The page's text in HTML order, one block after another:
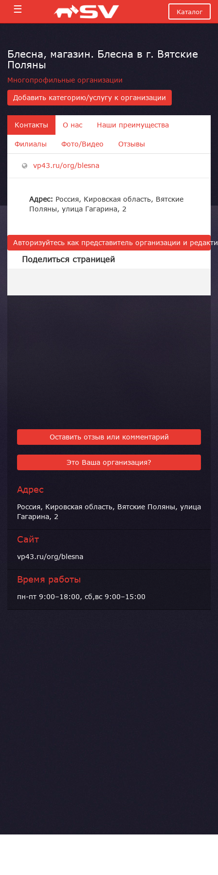
☰ Каталог
Блесна, магазин. Блесна в г. Вятские
Поляны
Многопрофильные организации
Добавить категорию/услугу к организации
Контакты О нас Наши преимущества
Филиалы Фото/Видео Отзывы
vp43.ru/org/blesna
Адрес: Россия, Кировская область, Вятские
Поляны, улица Гагарина, 2
Авторизуйтесь как представитель организации и
Поделиться страницей
Оставить отзыв или комментарий
Это Ваша организация?
Адрес
Россия, Кировская область, Вятские Поляны, улица
Гагарина, 2
Сайт
vp43.ru/org/blesna
Время работы
пн-пт 9:00–18:00, сб,вс 9:00–15:00